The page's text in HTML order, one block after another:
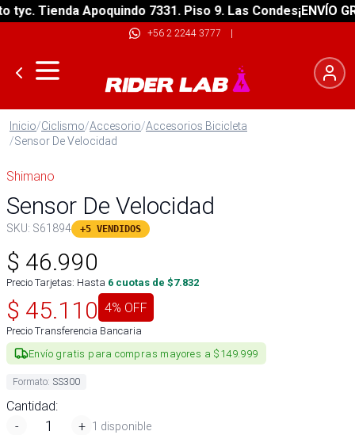
Tienda Apoquindo 7331. Piso 9. Las Condes¡ENVÍO
+56 2 2244 3777 |
Inicio/Ciclismo/Accesorio/Accesorios Bicicleta
/Sensor De Velocidad
Shimano
Sensor De Velocidad
SKU: S61894 +5 VENDIDOS
$ 46.990
Precio Tarjetas: Hasta 6 cuotas de $7.832
$ 45.110 4% OFF
Precio Transferencia Bancaria
Envío gratis para compras mayores a $149.999
Formato: SS300
Cantidad:
-
+ 1 disponible